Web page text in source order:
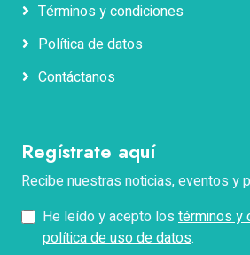
Términos y condiciones
Política de datos
Contáctanos
Regístrate aquí
Recibe nuestras noticias, eventos y
He leído y acepto los términos y
política de uso de datos.
Apellidos
Teléfono
Pregunta